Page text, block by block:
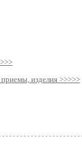
изделия >>>>>